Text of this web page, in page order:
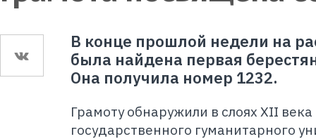
В конце прошлой недели на
была найдена первая
Она получила номер 1232.
Грамоту обнаружили в слоях XII
государственного гуманитарного